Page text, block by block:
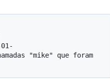
"mike" que foram